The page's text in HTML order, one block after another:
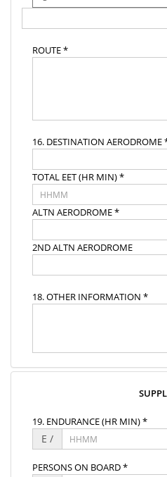
ROUTE *
16. DESTINATION AERODROME
TOTAL EET (HR MIN) *
ALTN AERODROME *
2ND ALTN AERODROME
18. OTHER INFORMATION *
19. ENDURANCE (HR MIN) *
E /
PERSONS ON BOARD *